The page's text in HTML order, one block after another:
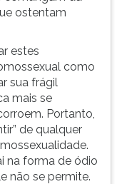
ostentam
estes
como
sua frágil
mais se
Portanto,
de qualquer
na forma de ódio
não se permite.